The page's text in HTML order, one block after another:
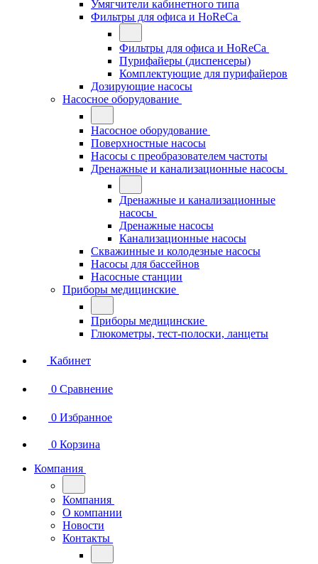
Умягчители кабинетного типа
Фильтры для офиса и HoReCa
Фильтры для офиса и HoReCa
Пурифайеры (диспенсеры)
Комплектующие для пурифайеров
Дозирующие насосы
Насосное оборудование
Насосное оборудование
Поверхностные насосы
Насосы с преобразователем частоты
Дренажные и канализационные насосы
Дренажные и канализационные
насосы
Дренажные насосы
Канализационные насосы
Скважинные и колодезные насосы
Насосы для бассейнов
Насосные станции
Приборы медицинские
Приборы медицинские
Глюкометры, тест-полоски, ланцеты
Кабинет
0 Сравнение
0 Избранное
0 Корзина
Компания
Компания
О компании
Новости
Контакты